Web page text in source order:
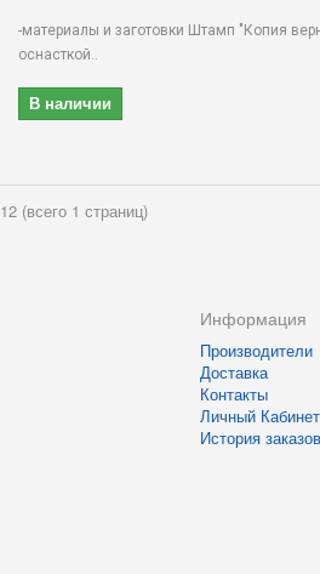
-материалы и заготовки Штамп "Копия
оснасткой..
В наличии
(всего 1 страниц)
Информация
Производители
Доставка
Контакты
Личный Кабинет
История заказов